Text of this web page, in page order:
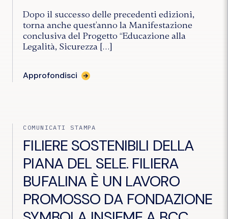
Dopo il successo delle precedenti edizioni,
torna anche quest’anno la Manifestazione
conclusiva del Progetto “Educazione alla
Legalità, Sicurezza […]
Approfondisci
COMUNICATI STAMPA
FILIERE SOSTENIBILI DELLA
PIANA DEL SELE. FILIERA
BUFALINA È UN LAVORO
PROMOSSO DA FONDAZIONE